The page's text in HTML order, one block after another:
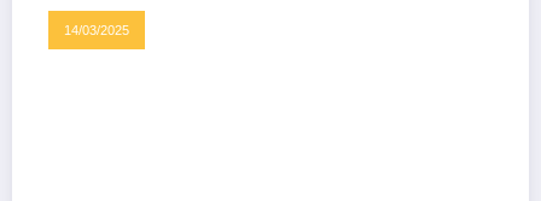
14/03/2025